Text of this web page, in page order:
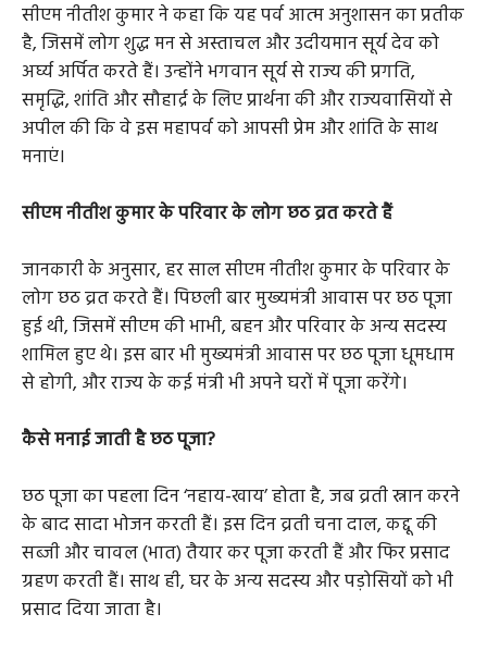
सीएम नीतीश कुमार ने कहा कि यह पर्व आत्म अनुशासन का प्रतीक
है, जिसमें लोग शुद्ध मन से अस्ताचल और उदीयमान सूर्य देव को
अर्घ्य अर्पित करते हैं। उन्होंने भगवान सूर्य से राज्य की प्रगति,
समृद्धि, शांति और सौहार्द्र के लिए प्रार्थना की और राज्यवासियों से
अपील की कि वे इस महापर्व को आपसी प्रेम और शांति के साथ
मनाएं।
सीएम नीतीश कुमार के परिवार के लोग छठ व्रत करते हैं
जानकारी के अनुसार, हर साल सीएम नीतीश कुमार के परिवार के
लोग छठ व्रत करते हैं। पिछली बार मुख्यमंत्री आवास पर छठ पूजा
हुई थी, जिसमें सीएम की भाभी, बहन और परिवार के अन्य सदस्य
शामिल हुए थे। इस बार भी मुख्यमंत्री आवास पर छठ पूजा धूमधाम
से होगी, और राज्य के कई मंत्री भी अपने घरों में पूजा करेंगे।
कैसे मनाई जाती है छठ पूजा?
छठ पूजा का पहला दिन ‘नहाय-खाय’ होता है, जब व्रती स्नान करने
के बाद सादा भोजन करती हैं। इस दिन व्रती चना दाल, कद्दू की
सब्जी और चावल (भात) तैयार कर पूजा करती हैं और फिर प्रसाद
ग्रहण करती हैं। साथ ही, घर के अन्य सदस्य और पड़ोसियों को भी
प्रसाद दिया जाता है।